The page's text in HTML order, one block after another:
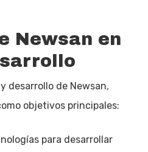
Newsan en
desarrollo de Newsan,
objetivos principales:
para desarrollar